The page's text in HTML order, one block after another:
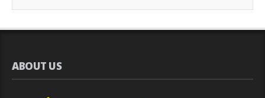
ABOUT US